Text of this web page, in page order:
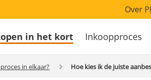
Over
in het kort Inkoopproces
in elkaar? Hoe kies ik de juiste